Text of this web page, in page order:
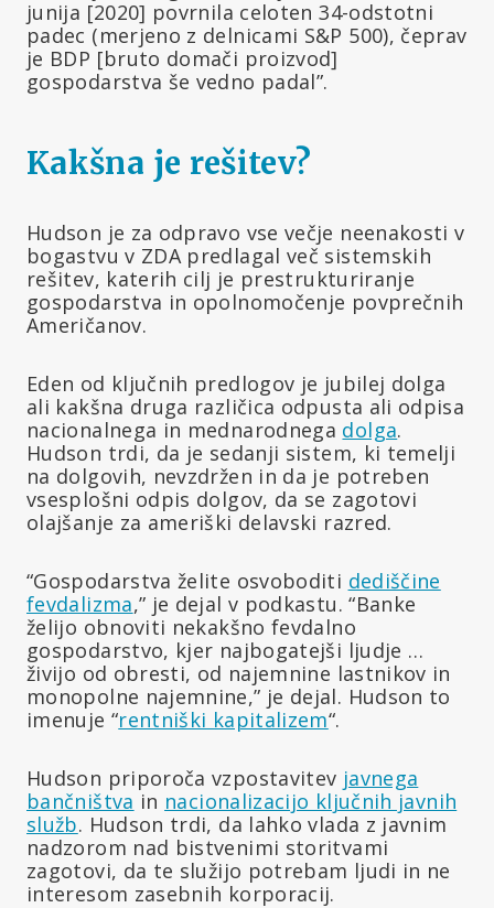
junija [2020] povrnila celoten 34-odstotni
padec (merjeno z delnicami S&P 500), čeprav
je BDP [bruto domači proizvod]
gospodarstva še vedno padal”.
Kakšna je rešitev?
Hudson je za odpravo vse večje neenakosti v
bogastvu v ZDA predlagal več sistemskih
rešitev, katerih cilj je prestrukturiranje
gospodarstva in opolnomočenje povprečnih
Američanov.
Eden od ključnih predlogov je jubilej dolga
ali kakšna druga različica odpusta ali odpisa
nacionalnega in mednarodnega dolga.
Hudson trdi, da je sedanji sistem, ki temelji
na dolgovih, nevzdržen in da je potreben
vsesplošni odpis dolgov, da se zagotovi
olajšanje za ameriški delavski razred.
“Gospodarstva želite osvoboditi dediščine
fevdalizma,” je dejal v podkastu. “Banke
želijo obnoviti nekakšno fevdalno
gospodarstvo, kjer najbogatejši ljudje …
živijo od obresti, od najemnine lastnikov in
monopolne najemnine,” je dejal. Hudson to
imenuje “rentniški kapitalizem“.
Hudson priporoča vzpostavitev javnega
bančništva in nacionalizacijo ključnih javnih
služb. Hudson trdi, da lahko vlada z javnim
nadzorom nad bistvenimi storitvami
zagotovi, da te služijo potrebam ljudi in ne
interesom zasebnih korporacij.